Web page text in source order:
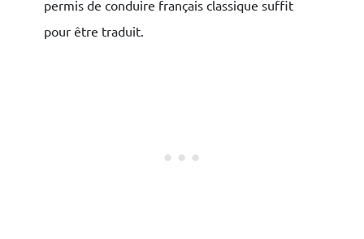
permis de conduire français classique suffit
pour être traduit.